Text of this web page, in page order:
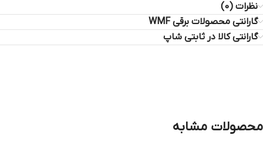
نظرات (0)
گارانتی محصولات برقی WMF
گارانتی کالا در ثابتی شاپ
محصولات مشابه